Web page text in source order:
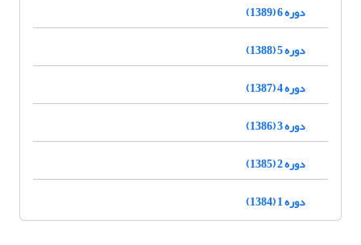
دوره 6 (1389)
دوره 5 (1388)
دوره 4 (1387)
دوره 3 (1386)
دوره 2 (1385)
دوره 1 (1384)